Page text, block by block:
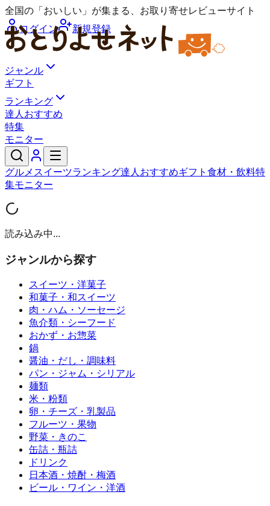
全国の「おいしい」が集まる、お取り寄せレビューサイト
ログイン
新規登録
ジャンル
ギフト
ランキング
達人おすすめ
特集
モニター
グルメ スイーツランキング達人おすすめギフト 食材・飲料特
集モニター
読み込み中...
ジャンルから探す
スイーツ・洋菓子
和菓子・和スイーツ
肉・ハム・ソーセージ
魚介類・シーフード
おかず・お惣菜
鍋
醤油・だし・調味料
パン・ジャム・シリアル
麺類
米・粉類
卵・チーズ・乳製品
フルーツ・果物
野菜・きのこ
缶詰・瓶詰
ドリンク
日本酒・焼酎・梅酒
ビール・ワイン・洋酒